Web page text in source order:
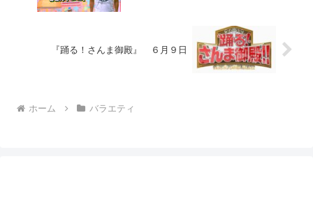
『踊る！さんま御殿』 ６月９日
ホーム バラエティ